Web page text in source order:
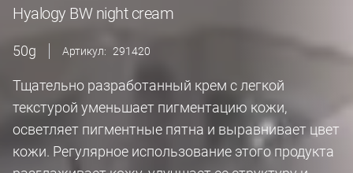
Hyalogy BW night cream
50g Артикул: 291420
Тщательно разработанный крем с легкой
текстурой уменьшает пигментацию кожи,
осветляет пигментные пятна и выравнивает цвет
кожи. Регулярное использование этого продукта